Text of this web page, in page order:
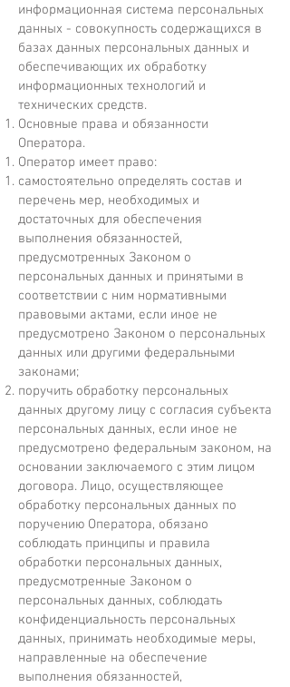
информационная система персональных
данных - совокупность содержащихся в
базах данных персональных данных и
обеспечивающих их обработку
информационных технологий и
технических средств.
Основные права и обязанности
Оператора.
Оператор имеет право:
самостоятельно определять состав и
перечень мер, необходимых и
достаточных для обеспечения
выполнения обязанностей,
предусмотренных Законом о
персональных данных и принятыми в
соответствии с ним нормативными
правовыми актами, если иное не
предусмотрено Законом о персональных
данных или другими федеральными
законами;
поручить обработку персональных
данных другому лицу с согласия субъекта
персональных данных, если иное не
предусмотрено федеральным законом, на
основании заключаемого с этим лицом
договора. Лицо, осуществляющее
обработку персональных данных по
поручению Оператора, обязано
соблюдать принципы и правила
обработки персональных данных,
предусмотренные Законом о
персональных данных, соблюдать
конфиденциальность персональных
данных, принимать необходимые меры,
направленные на обеспечение
выполнения обязанностей,